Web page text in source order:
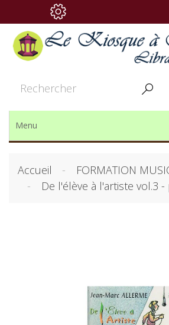

Menu
Accueil
FORMATION
De l'élève à l'artiste vol.3